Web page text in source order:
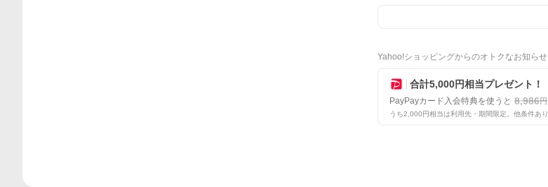
Yahoo!ショッピングからのオトクなお知らせ
合計5,000円相当プレゼント！
PayPayカード入会特典を使うと 8,986円
うち2,000円相当は利用先・期間限定。他条件あり